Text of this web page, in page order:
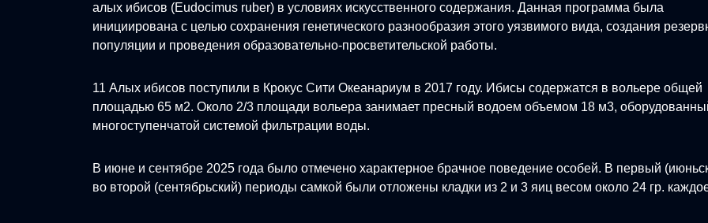
алых ибисов (Eudocimus ruber) в условиях искусственного содержания. Данная программа была
инициирована с целью сохранения генетического разнообразия этого уязвимого вида, создания
популяции и проведения образовательно-просветительской работы.
11 Алых ибисов поступили в Крокус Сити Океанариум в 2017 году. Ибисы содержатся в вольере общей
площадью 65 м2. Около 2/3 площади вольера занимает пресный водоем объемом 18 м3,
многоступенчатой системой фильтрации воды.
В июне и сентябре 2025 года было отмечено характерное брачное поведение особей. В первый
во второй (сентябрьский) периоды самкой были отложены кладки из 2 и 3 яиц весом около 24 гр.